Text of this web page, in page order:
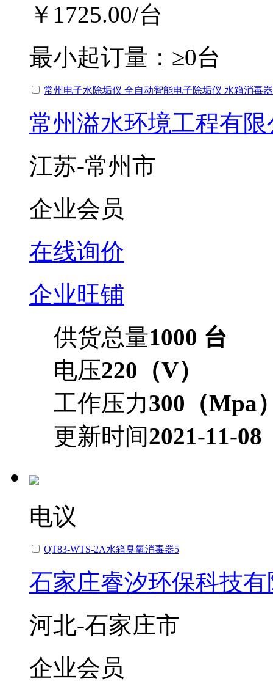
￥1725.00/台
最小起订量： ≥0台
常州电子水除垢仪 全自动智能电子除垢仪 水箱消毒
常州溢水环境工程有限
江苏-常州市
企业会员
在线询价
企业旺铺
供货总量1000 台
电压220（V）
工作压力300（Mpa
更新时间2021-11-08
电议
QT83-WTS-2A水箱臭氧消毒器5
石家庄睿汐环保科技
河北-石家庄市
企业会员